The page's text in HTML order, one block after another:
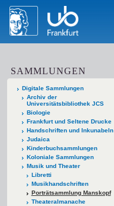
SAMMLUNGEN
Digitale Sammlungen
Archiv der
Universitätsbibliothek JCS
Biologie
Frankfurt und Seltene Drucke
Handschriften und Inkunabeln
Judaica
Kinderbuchsammlungen
Koloniale Sammlungen
Musik und Theater
Libretti
Musikhandschriften
Porträtsammlung Manskopf
Theateralmanache